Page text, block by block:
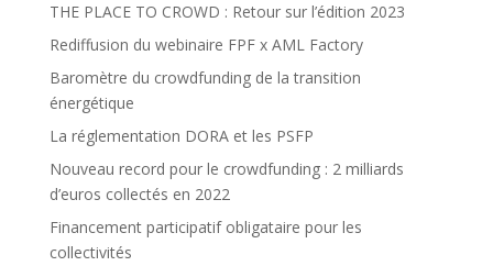
THE PLACE TO CROWD : Retour sur l’édition 2023
Rediffusion du webinaire FPF x AML Factory
Baromètre du crowdfunding de la transition
énergétique
La réglementation DORA et les PSFP
Nouveau record pour le crowdfunding : 2 milliards
d’euros collectés en 2022
Financement participatif obligataire pour les
collectivités